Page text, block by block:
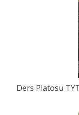
Ders Platosu